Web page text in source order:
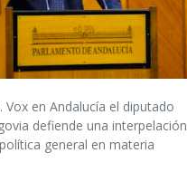
Vox en Andalucía el diputado
defiende una interpelación
general en materia